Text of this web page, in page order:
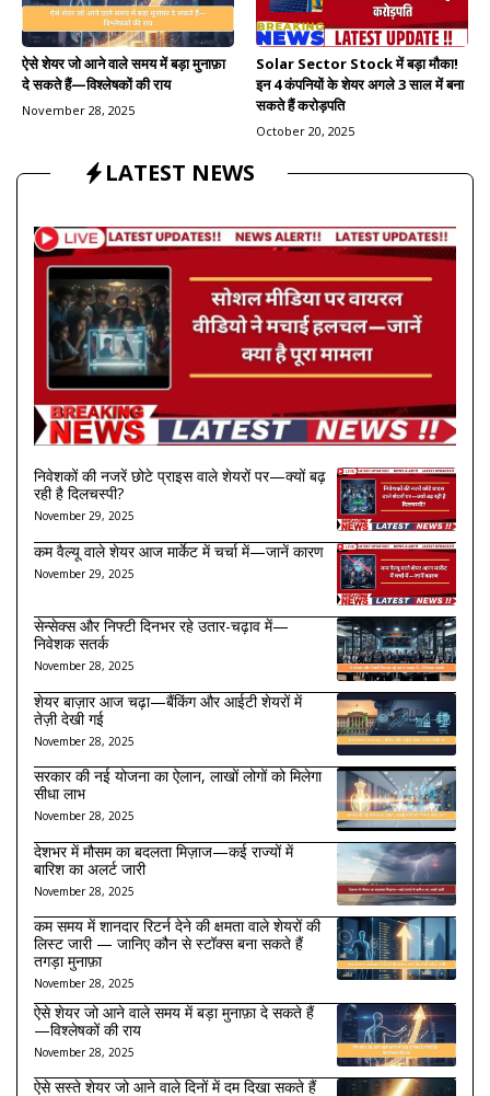
ऐसे शेयर जो आने वाले समय में बड़ा मुनाफ़ा
दे सकते हैं—विश्लेषकों की राय
November 28, 2025
Solar Sector Stock में बड़ा मौका!
इन 4 कंपनियों के शेयर अगले 3 साल में बना
सकते हैं करोड़पति
October 20, 2025
LATEST NEWS
निवेशकों की नजरें छोटे प्राइस वाले शेयरों पर—क्यों बढ़
रही है दिलचस्पी?
November 29, 2025
कम वैल्यू वाले शेयर आज मार्केट में चर्चा में—जानें कारण
November 29, 2025
सेन्सेक्स और निफ्टी दिनभर रहे उतार-चढ़ाव में—
निवेशक सतर्क
November 28, 2025
शेयर बाज़ार आज चढ़ा—बैंकिंग और आईटी शेयरों में
तेज़ी देखी गई
November 28, 2025
सरकार की नई योजना का ऐलान, लाखों लोगों को मिलेगा
सीधा लाभ
November 28, 2025
देशभर में मौसम का बदलता मिज़ाज—कई राज्यों में
बारिश का अलर्ट जारी
November 28, 2025
कम समय में शानदार रिटर्न देने की क्षमता वाले शेयरों की
लिस्ट जारी — जानिए कौन से स्टॉक्स बना सकते हैं
तगड़ा मुनाफ़ा
November 28, 2025
ऐसे शेयर जो आने वाले समय में बड़ा मुनाफ़ा दे सकते हैं
—विश्लेषकों की राय
November 28, 2025
ऐसे सस्ते शेयर जो आने वाले दिनों में दम दिखा सकते हैं